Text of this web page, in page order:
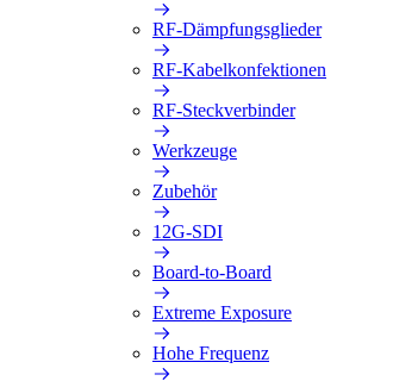
RF-Dämpfungsglieder
RF-Kabelkonfektionen
RF-Steckverbinder
Werkzeuge
Zubehör
12G-SDI
Board-to-Board
Extreme Exposure
Hohe Frequenz